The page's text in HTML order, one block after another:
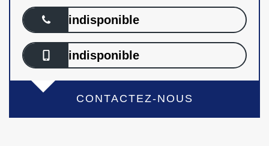
indisponible
indisponible
CONTACTEZ-NOUS